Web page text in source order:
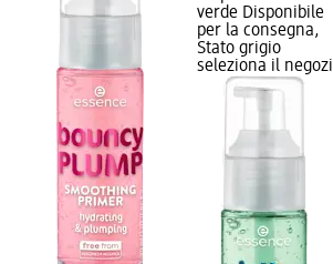
verde Disponibile
per la consegna,
Stato grigio
seleziona il